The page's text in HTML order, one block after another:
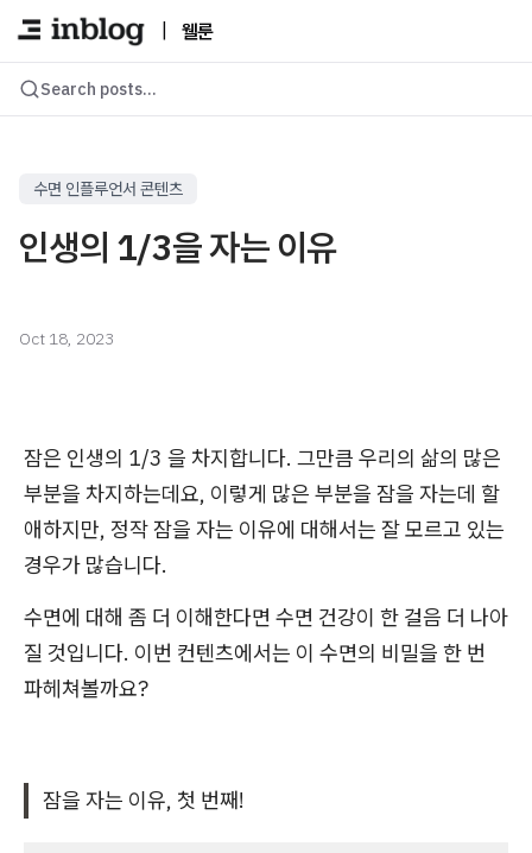
웰룬
Search posts...
수면 인플루언서 콘텐츠
인생의 1/3을 자는 이유
Oct 18, 2023
잠은 인생의 1/3 을 차지합니다. 그만큼 우리의 삶의 많은
부분을 차지하는데요, 이렇게 많은 부분을 잠을 자는데 할
애하지만, 정작 잠을 자는 이유에 대해서는 잘 모르고 있는
경우가 많습니다.
수면에 대해 좀 더 이해한다면 수면 건강이 한 걸음 더 나아
질 것입니다. 이번 컨텐츠에서는 이 수면의 비밀을 한 번
파헤쳐볼까요?
잠을 자는 이유, 첫 번째!